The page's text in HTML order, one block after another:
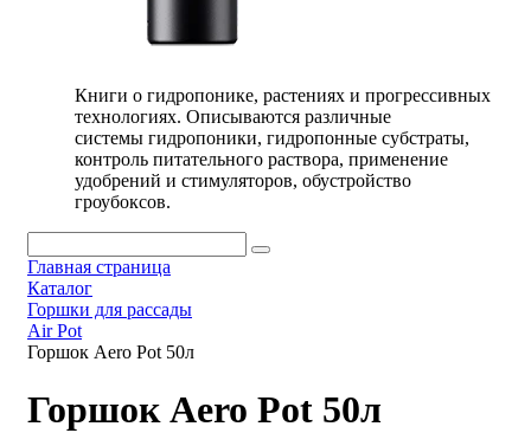
Книги о гидропонике, растениях и прогрессивных
технологиях. Описываются различные
системы гидропоники, гидропонные субстраты,
контроль питательного раствора, применение
удобрений и стимуляторов, обустройство
гроубоксов.
Главная страница
Каталог
Горшки для рассады
Air Pot
Горшок Aero Pot 50л
Горшок Aero Pot 50л